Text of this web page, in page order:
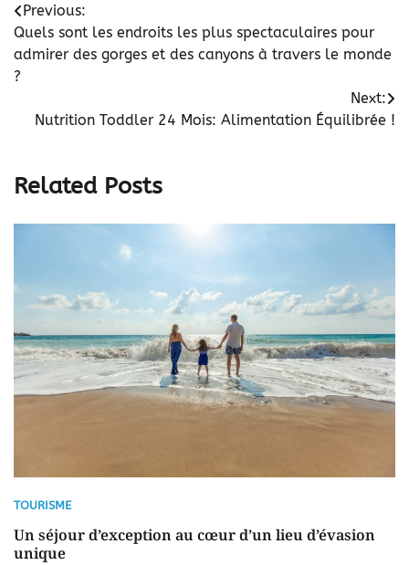
Navigation
de
l’article
Previous:
Quels sont les endroits les plus spectaculaires pour
admirer des gorges et des canyons à travers le monde
?
Next:
Nutrition Toddler 24 Mois: Alimentation Équilibrée !
Related Posts
TOURISME
Un séjour d’exception au cœur d’un lieu d’évasion
unique